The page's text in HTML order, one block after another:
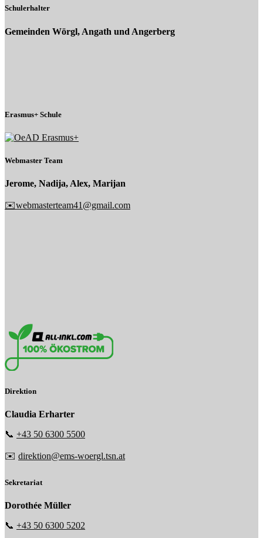
Schulerhalter
Gemeinden Wörgl, Angath und Angerberg
Erasmus+ Schule
Webmaster Team
Jerome, Nadija, Alex, Marijan
✉️webmasterteam41@gmail.com
Direktion
Claudia Erharter
📞 +43 50 6300 5500
✉️ direktion@ems-woergl.tsn.at
Sekretariat
Dorothée Müller
📞 +43 50 6300 5202